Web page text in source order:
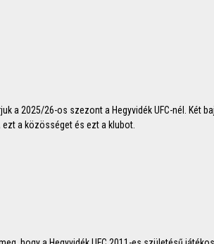
a 2025/26-os szezont a Hegyvidék UFC-nél. Két
a közösséget és ezt a klubot.